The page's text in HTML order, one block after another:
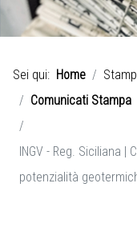
Sei qui: Home
Comunicati Stampa
INGV - Reg. Siciliana |
potenzialità